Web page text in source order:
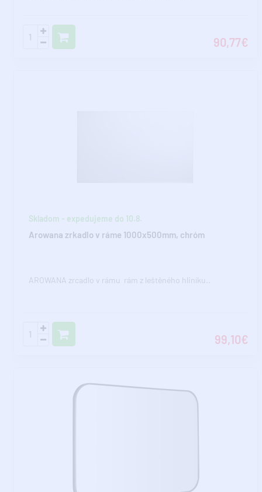
90,77€
Skladom - expedujeme do 10.8.
Arowana zrkadlo v ráme 1000x500mm, chróm
AROWANA zrcadlo v rámu rám z leštěného hliníku..
99,10€